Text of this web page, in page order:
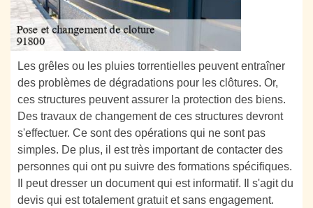
Les grêles ou les pluies torrentielles peuvent entraîner
des problèmes de dégradations pour les clôtures. Or,
ces structures peuvent assurer la protection des biens.
Des travaux de changement de ces structures devront
s'effectuer. Ce sont des opérations qui ne sont pas
simples. De plus, il est très important de contacter des
personnes qui ont pu suivre des formations spécifiques.
Il peut dresser un document qui est informatif. Il s'agit du
devis qui est totalement gratuit et sans engagement.